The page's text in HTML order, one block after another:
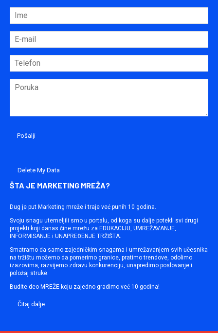
Delete My Data
ŠTA JE MARKETING MREŽA?
Dug je put Marketing mreže i traje već punih 10 godina.
Svoju snagu utemeljili smo u portalu, od koga su dalje potekli svi drugi
projekti koji danas čine mrežu za EDUKACIJU, UMREŽAVANJE,
INFORMISANJE i UNAPREĐENJE TRŽIŠTA.
Smatramo da samo zajedničkim snagama i umrežavanjem svih učesnika
na tržištu možemo da pomerimo granice, pratimo trendove, odolimo
izazovima, razvijemo zdravu konkurenciju, unapredimo poslovanje i
položaj struke.
Budite deo MREŽE koju zajedno gradimo već 10 godina!
Čitaj dalje